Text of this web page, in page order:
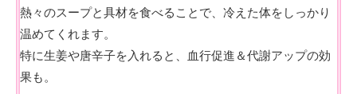
熱々のスープと具材を食べることで、冷えた体をしっかり
温めてくれます。
特に生姜や唐辛子を入れると、血行促進＆代謝アップの効
果も。